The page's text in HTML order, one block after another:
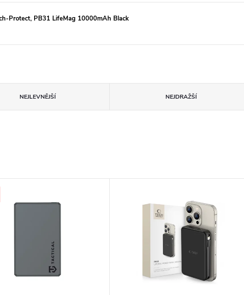
Protect, PB31 LifeMag 10000mAh Black
NEJLEVNĚJŠÍ NEJDRAŽŠÍ